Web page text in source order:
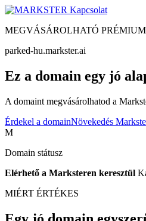
Kapcsolat
MEGVÁSÁROLHATÓ
parked-hu.markster.ai
Ez a domain egy jó
A domaint megvásárolhatod a
Érdekel a domainNövekedés
M
Domain státusz
Elérhető a Marksteren keresztül
MIÉRT ÉRTÉKES